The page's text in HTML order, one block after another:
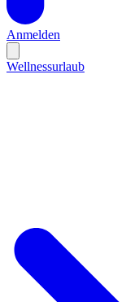
Anmelden
Wellnessurlaub